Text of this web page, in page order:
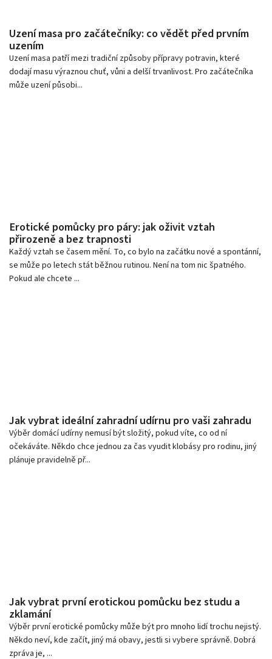
Uzení masa pro začátečníky: co vědět před prvním
uzením
Uzení masa patří mezi tradiční způsoby přípravy potravin, které
dodají masu výraznou chuť, vůni a delší trvanlivost. Pro začátečníka
může uzení působi...
Erotické pomůcky pro páry: jak oživit vztah
přirozeně a bez trapnosti
Každý vztah se časem mění. To, co bylo na začátku nové a spontánní,
se může po letech stát běžnou rutinou. Není na tom nic špatného.
Pokud ale chcete ...
Jak vybrat ideální zahradní udírnu pro vaši zahradu
Výběr domácí udírny nemusí být složitý, pokud víte, co od ní
očekáváte. Někdo chce jednou za čas vyudit klobásy pro rodinu, jiný
plánuje pravidelně př...
Jak vybrat první erotickou pomůcku bez studu a
zklamání
Výběr první erotické pomůcky může být pro mnoho lidí trochu nejistý.
Někdo neví, kde začít, jiný má obavy, jestli si vybere správně. Dobrá
zpráva je, ...